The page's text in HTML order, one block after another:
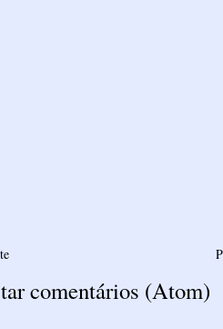
comentários (Atom)